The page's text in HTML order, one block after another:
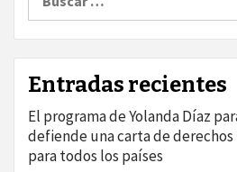
Entradas recientes
El programa de Yolanda Díaz
defiende una carta de
para todos los países